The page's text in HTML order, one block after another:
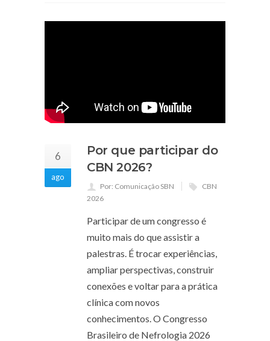
6
ago
Por que participar do
CBN 2026?
Por: Comunicação SBN
CBN
2026
Participar de um congresso é
muito mais do que assistir a
palestras. É trocar experiências,
ampliar perspectivas, construir
conexões e voltar para a prática
clínica com novos
conhecimentos. O Congresso
Brasileiro de Nefrologia 2026